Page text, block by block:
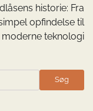
historie: Fra
opfindelse til
moderne teknologi
Søg